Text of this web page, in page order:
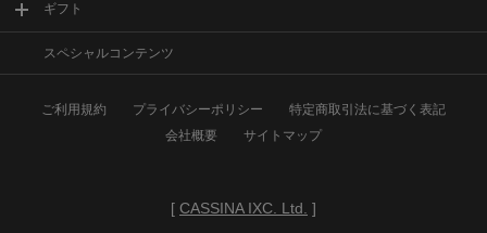
ギフト
スペシャルコンテンツ
ご利用規約 プライバシーポリシー
特定商取引法に基づく表記
会社概要
サイトマップ
[ CASSINA IXC. Ltd. ]